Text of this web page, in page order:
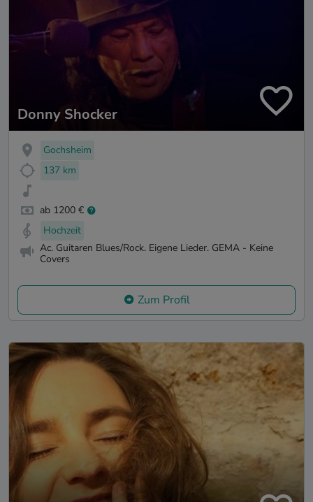
Donny Shocker
Gochsheim
137 km
ab 1200 €
Hochzeit
Ac. Guitaren Blues/Rock. Eigene Lieder. GEMA - Keine
Covers
Zum Profil